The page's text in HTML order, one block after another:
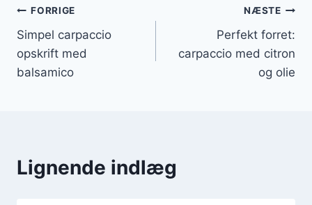
Indlægsnavigation
FORRIGE
Simpel carpaccio
opskrift med
balsamico
NÆSTE
Perfekt forret:
carpaccio med citron
og olie
Lignende indlæg